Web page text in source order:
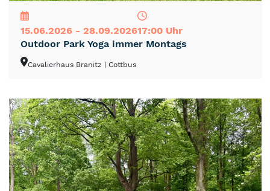
15.06.2026 - 28.09.202617:00 Uhr
Outdoor Park Yoga immer Montags
Cavalierhaus Branitz | Cottbus